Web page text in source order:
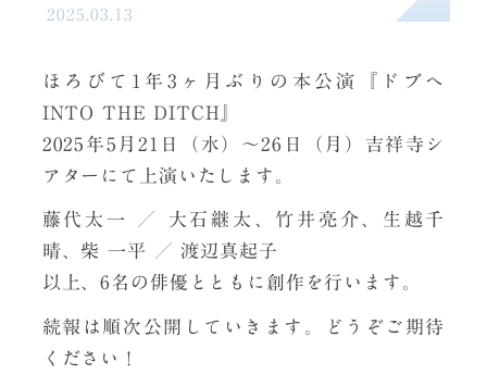
2025.03.13
ほろびて1年3ヶ月ぶりの本公演『ドブへ
INTO THE DITCH』
2025年5月21日（水）〜26日（月）吉祥寺シ
アターにて上演いたします。
藤代太一 ／ 大石継太、竹井亮介、生越千
晴、柴 一平 ／ 渡辺真起子
以上、6名の俳優とともに創作を行います。
続報は順次公開していきます。どうぞご期待
ください！